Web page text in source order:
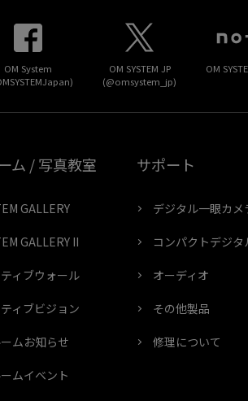
OM System
OM SYSTEM JP
(@omsystem_jp)
OM
ム / 写真教室
GALLERY
GALLERY II
ィブウォール
ィブビジョン
ムお知らせ
ムイベント
サポート
デジタル一眼カメ
コンパクトデジタ
オーディオ
その他製品
修理について